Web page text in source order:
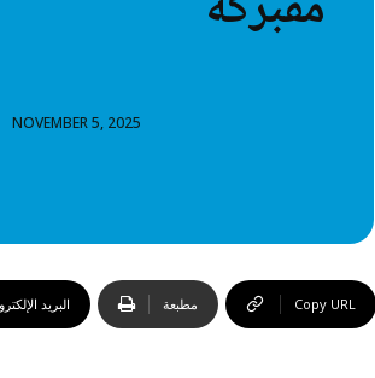
NOVEMBER 5, 2025
البريد مطبعة Copy URL